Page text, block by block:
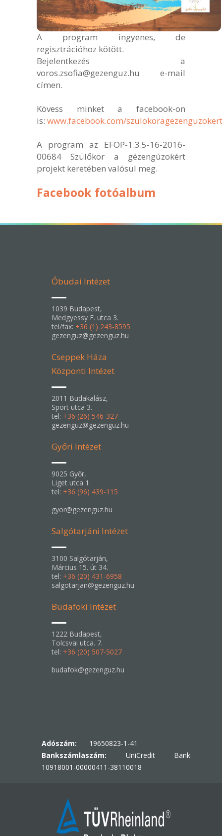
A program ingyenes, de
regisztrációhoz kötött.
Bejelentkezés a
voros.zsofia@gezenguz.hu e-mail
címen.
Kövess minket a facebook-on
is: www.facebook.com/szulokoragezenguzokert
A program az EFOP-1.3.5-16-2016-
00684 Szülőkör a gézengúzokért
projekt keretében valósul meg.
Facebook fotóalbum
Óbudai Intézet
1039 Budapest,
Medgyessy F. utca 3.
tel/fax: +36 (1) 243-8595
gezenguz@gezenguz.hu
Cseppek Háza
Központi Intézet
2011 Budakalász,
Sport utca 3.
tel: +36 (26) 546-327
gezenguz@gezenguz.hu
Győri Intézet
9025 Győr,
Liget utca 1.
tel: +36 (96) 439-115
gyor@gezenguz.hu
Salgótarjáni Intézet
3100 Salgótarján,
Március 15. út 34.
tel: +36 (20) 431-6958
salgotarjan@gezenguz.hu
Budafoki Intézet
1222 Budapest,
Tolcsvai utca. 7.
tel: +36 (20) 507-5027
budafok@gezenguz.hu
Adószám: 19650823-1-41
Bankszámlaszám: UniCredit Bank
10918001-00000411-38110018